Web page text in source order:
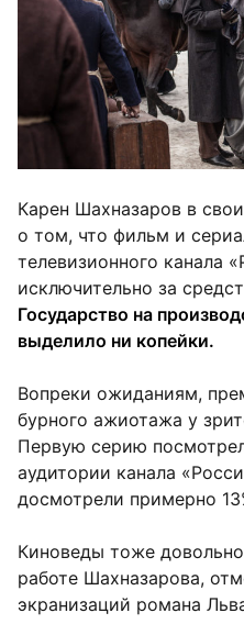
Карен Шахназаров в
о том, что фильм и
телевизионного канала
исключительно за
Государство на
выделило ни копейки.
Вопреки ожиданиям,
бурного ажиотажа у
Первую серию
аудитории канала
досмотрели примерно
Киноведы тоже
работе Шахназарова,
экранизаций романа